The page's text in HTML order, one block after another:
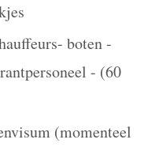
boten -
- (60
(momenteel